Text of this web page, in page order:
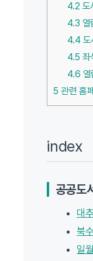
4.2 도
4.3 열
4.4 도
4.5 좌
4.6
5 관련 홈
index
공공도
대
북
일